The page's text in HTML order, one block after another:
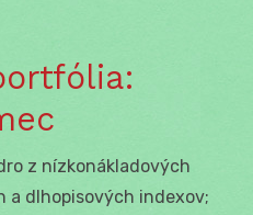
z nízkonákladových
a dlhopisových indexov;